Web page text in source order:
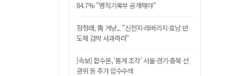
84.7% "병적기록부 공개해야"
정청래, 靑 겨냥... "신천지·레버리지·호남 반
도체 겁박 사과하라"
[속보] 합수본, '통계 조작' 서울·경기·충북 선
관위 등 추가 압수수색